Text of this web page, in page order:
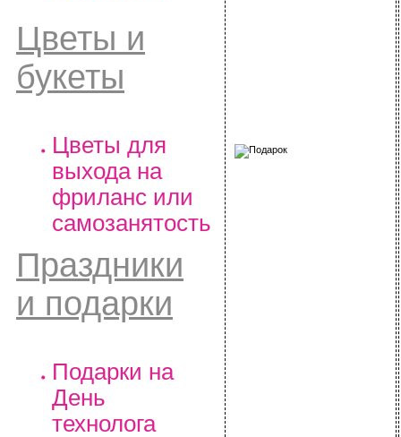
Цветы и
букеты
Цветы для
выхода на
фриланс или
самозанятость
Праздники
и подарки
Подарки на
День
технолога